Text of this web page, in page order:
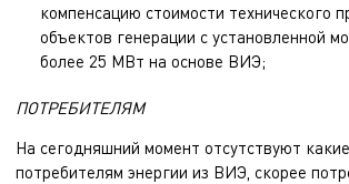
компенсацию стоимости технического
объектов генерации с установленной
более 25 МВт на основе ВИЭ;
ПОТРЕБИТЕЛЯМ
На сегодняшний момент отсутствуют
потребителям энергии из ВИЭ, скорее